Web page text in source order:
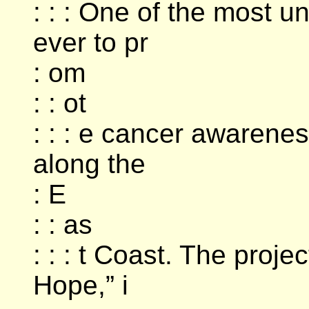
: : : One of the most
ever to pr
: om
: : ot
: : : e cancer
along the
: E
: : as
: : : t Coast. The
Hope,” i